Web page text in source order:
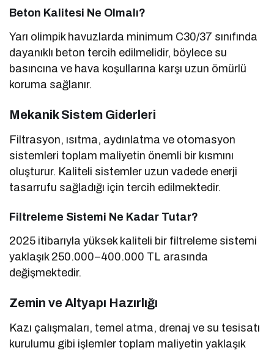
Beton Kalitesi Ne Olmalı?
Yarı olimpik havuzlarda minimum C30/37 sınıfında
dayanıklı beton tercih edilmelidir, böylece su
basıncına ve hava koşullarına karşı uzun ömürlü
koruma sağlanır.
Mekanik Sistem Giderleri
Filtrasyon, ısıtma, aydınlatma ve otomasyon
sistemleri toplam maliyetin önemli bir kısmını
oluşturur. Kaliteli sistemler uzun vadede enerji
tasarrufu sağladığı için tercih edilmektedir.
Filtreleme Sistemi Ne Kadar Tutar?
2025 itibarıyla yüksek kaliteli bir filtreleme sistemi
yaklaşık 250.000–400.000 TL arasında
değişmektedir.
Zemin ve Altyapı Hazırlığı
Kazı çalışmaları, temel atma, drenaj ve su tesisatı
kurulumu gibi işlemler toplam maliyetin yaklaşık